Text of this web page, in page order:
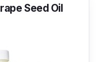
Seed Oil